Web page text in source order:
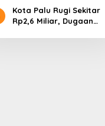
Kota Palu Rugi Sekitar
Rp2,6 Miliar, Dugaan